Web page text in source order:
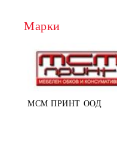
Марки
МСМ ПРИНТ ООД